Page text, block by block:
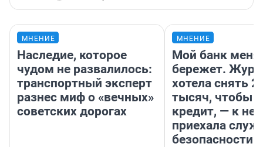
МНЕНИЕ
Наследие, которое
чудом не развалилось:
транспортный эксперт
разнес миф о «вечных»
советских дорогах
МНЕНИЕ
Мой банк меня
бережет.
хотела снять
тысяч, чтобы
кредит, — к
приехала
безопасности